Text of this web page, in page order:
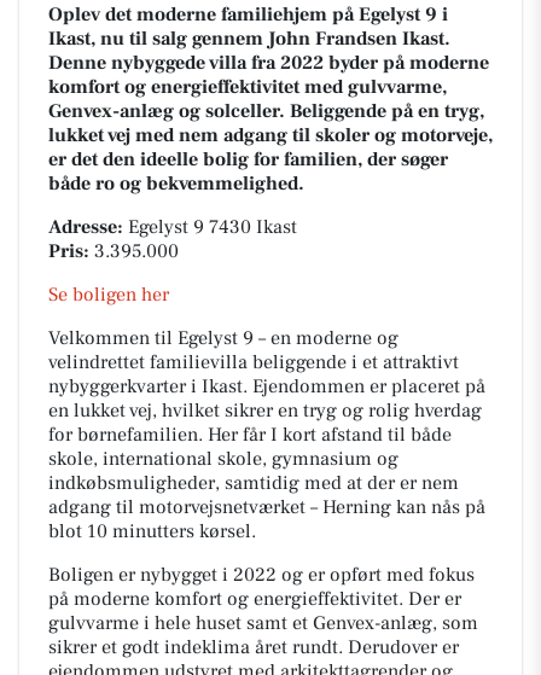
Oplev det moderne familiehjem på Egelyst 9 i
Ikast, nu til salg gennem John Frandsen Ikast.
Denne nybyggede villa fra 2022 byder på moderne
komfort og energieffektivitet med gulvvarme,
Genvex-anlæg og solceller. Beliggende på en tryg,
lukket vej med nem adgang til skoler og motorveje,
er det den ideelle bolig for familien, der søger
både ro og bekvemmelighed.
Adresse: Egelyst 9 7430 Ikast
Pris: 3.395.000
Se boligen her
Velkommen til Egelyst 9 – en moderne og
velindrettet familievilla beliggende i et attraktivt
nybyggerkvarter i Ikast. Ejendommen er placeret på
en lukket vej, hvilket sikrer en tryg og rolig hverdag
for børnefamilien. Her får I kort afstand til både
skole, international skole, gymnasium og
indkøbsmuligheder, samtidig med at der er nem
adgang til motorvejsnetværket – Herning kan nås på
blot 10 minutters kørsel.
Boligen er nybygget i 2022 og er opført med fokus
på moderne komfort og energieffektivitet. Der er
gulvvarme i hele huset samt et Genvex-anlæg, som
sikrer et godt indeklima året rundt. Derudover er